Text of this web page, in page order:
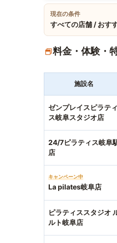
現在の条件
すべての店舗 / おす
料金・体験・
施設名
ゼンプレイスピラティ
ス岐阜スタジオ店
24/7ピラティス岐阜
店
キャンペーン中
La pilates岐阜店
ピラティススタジオ
ルト岐阜店